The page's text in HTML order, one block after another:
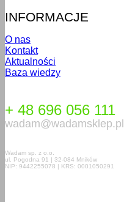
INFORMACJE
O nas
Kontakt
Aktualności
Baza wiedzy
+ 48 696 056 111
wadam@wadamsklep.pl
Wadam sp. z o.o.
ul. Pogodna 91 | 32-084 Mników
NIP: 9442255078 | KRS: 0001050291